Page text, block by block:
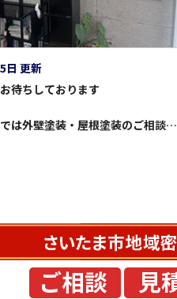
日 更新
待ちしております
若松塗装工業では外壁塗装・屋根塗装のご相談の際、お客様のご自宅にお伺いすることはもちろん、さいたま市の店舗でのご相談が可能です。 各メーカーの塗料カタログなどを取りそろえ、塗装のプロがお客様の立場でお住まいのことを考えた最適なご提案をさせて頂きます。 ご来店予約はこちらから